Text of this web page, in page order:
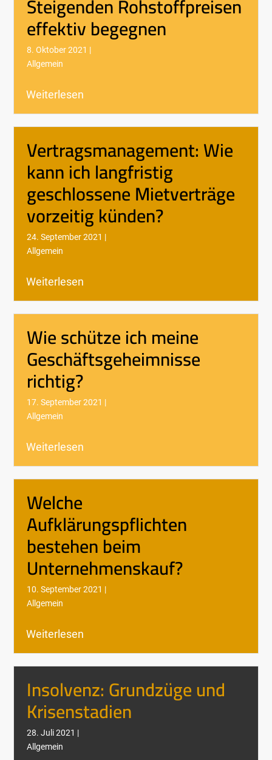
effektiv begegnen
8. Oktober 2021 |
Allgemein
Weiterlesen
Vertragsmanagement: Wie
kann ich langfristig
geschlossene Mietverträge
vorzeitig künden?
24. September 2021 |
Allgemein
Weiterlesen
Wie schütze ich meine
Geschäftsgeheimnisse
richtig?
17. September 2021 |
Allgemein
Weiterlesen
Welche
Aufklärungspflichten
bestehen beim
Unternehmenskauf?
10. September 2021 |
Allgemein
Weiterlesen
Insolvenz: Grundzüge und
Krisenstadien
28. Juli 2021 |
Allgemein